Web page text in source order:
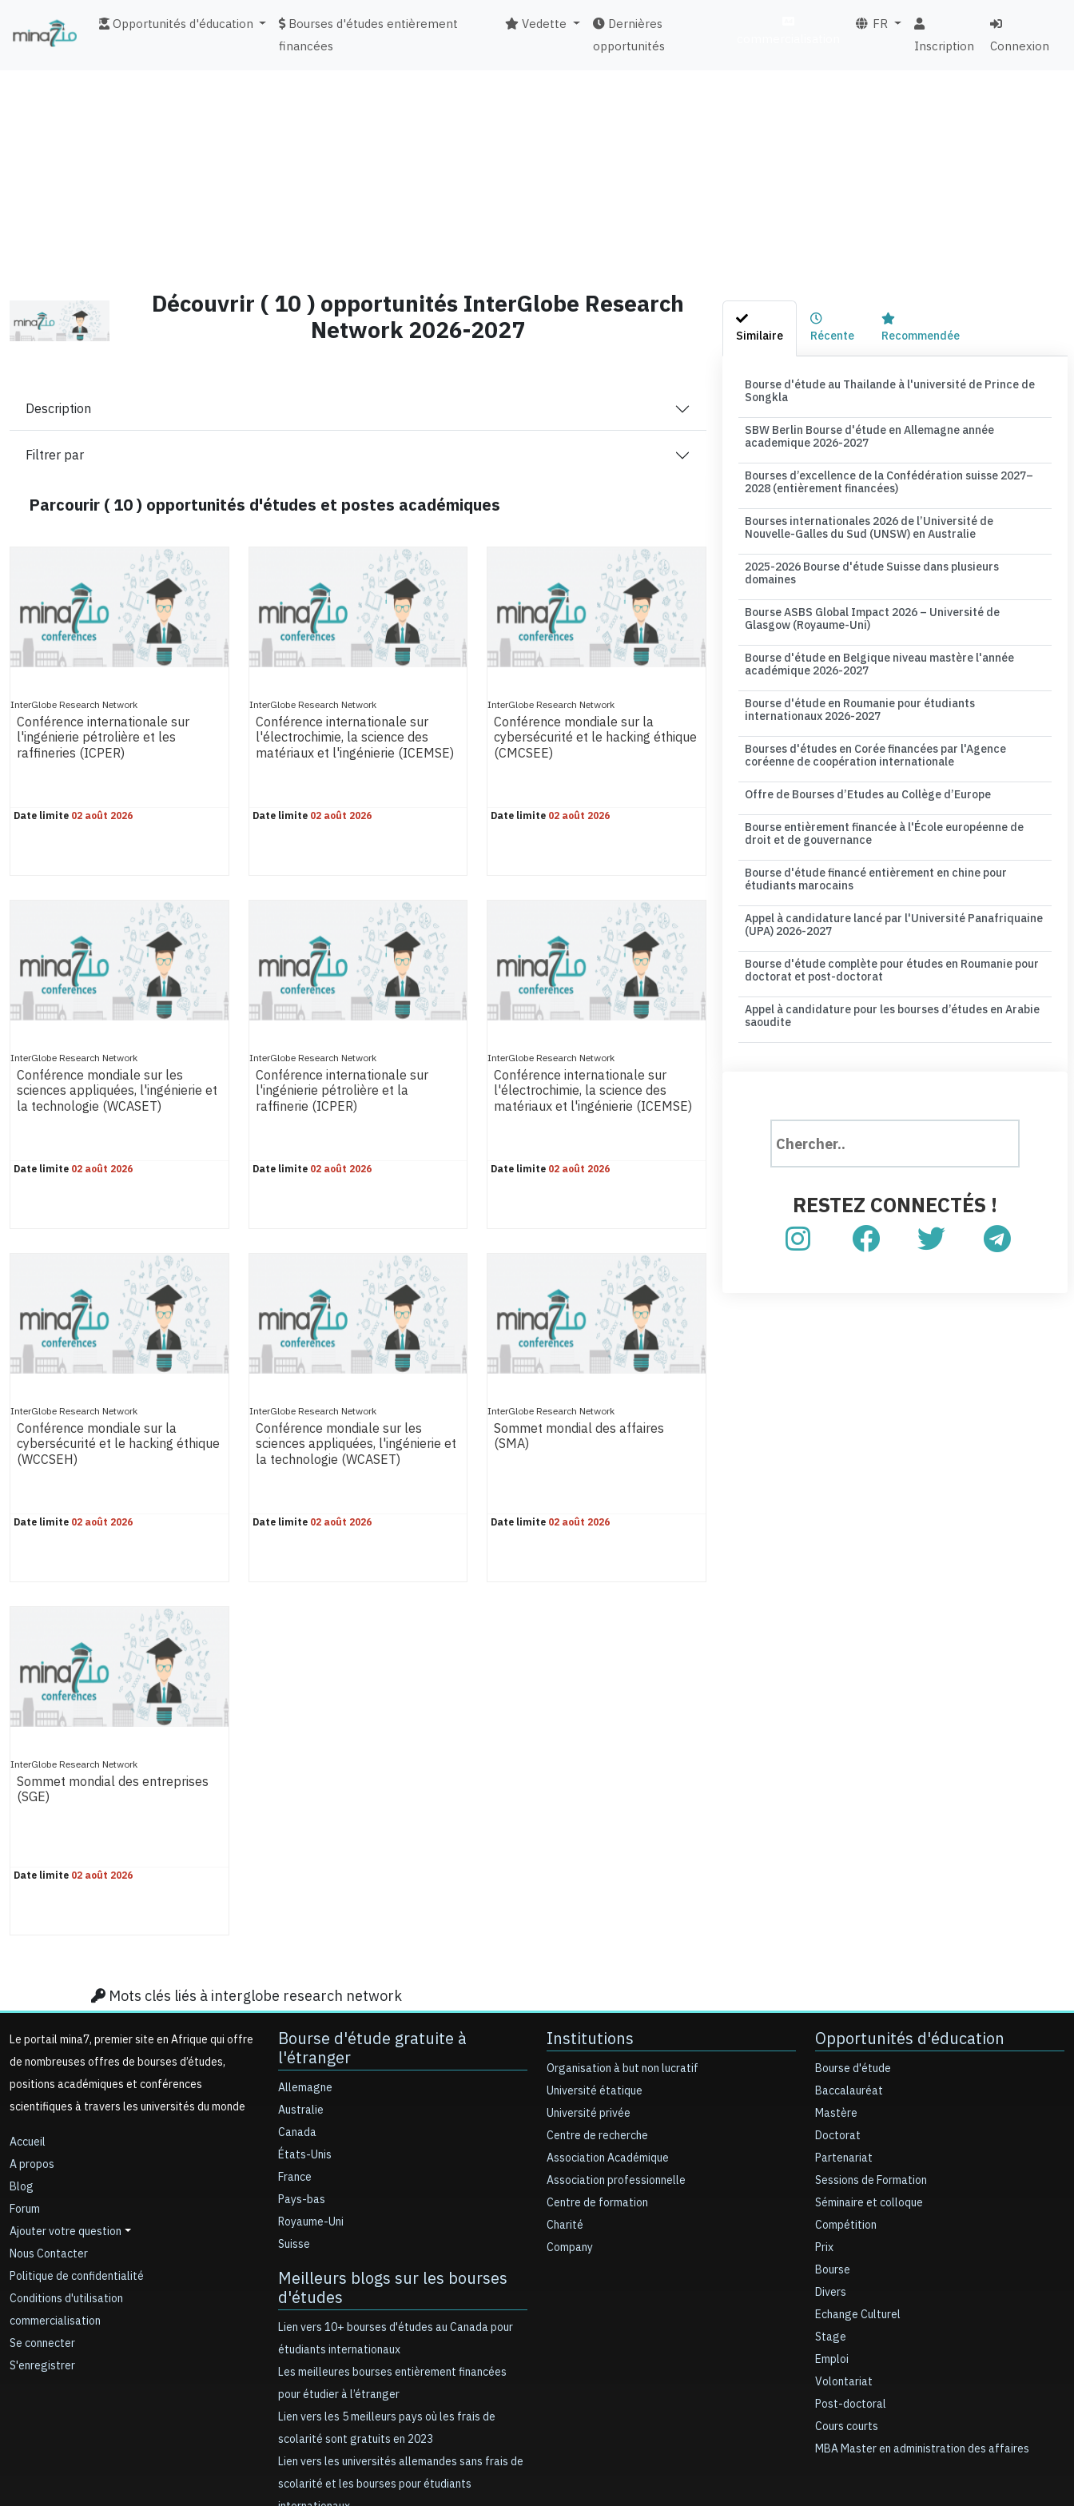
Opportunités d'éducation
Bourses d'études entièrement
financées
Vedette
Dernières
opportunités
FR
Inscription
Connexion
Découvrir ( 10 ) opportunités InterGlobe Research
Network 2026-2027
Description
Filtrer par
Parcourir (10) opportunités d'études et postes académiques
InterGlobe Research Network
Conférence internationale sur
l'ingénierie pétrolière et les
raffineries (ICPER)
Date limite 02 août 2026
InterGlobe Research Network
Conférence internationale sur
l'électrochimie, la science des
matériaux et l'ingénierie (ICEMSE)
Date limite 02 août 2026
InterGlobe Research Network
Conférence mondiale sur la
cybersécurité et le hacking éthique
(CMCSEE)
Date limite 02 août 2026
InterGlobe Research Network
Conférence mondiale sur les
sciences appliquées, l'ingénierie et
la technologie (WCASET)
Date limite 02 août 2026
InterGlobe Research Network
Conférence internationale sur
l'ingénierie pétrolière et la
raffinerie (ICPER)
Date limite 02 août 2026
InterGlobe Research Network
Conférence internationale sur
l'électrochimie, la science des
matériaux et l'ingénierie (ICEMSE)
Date limite 02 août 2026
InterGlobe Research Network
Conférence mondiale sur la
cybersécurité et le hacking éthique
(WCCSEH)
Date limite 02 août 2026
InterGlobe Research Network
Conférence mondiale sur les
sciences appliquées, l'ingénierie et
la technologie (WCASET)
Date limite 02 août 2026
InterGlobe Research Network
Sommet mondial des affaires
(SMA)
Date limite 02 août 2026
InterGlobe Research Network
Sommet mondial des entreprises
(SGE)
Date limite 02 août 2026
Similaire Récente Recommendée
Bourse d'étude au Thailande à l'université de Prince de
Songkla
SBW Berlin Bourse d'étude en Allemagne année
academique 2026-2027
Bourses d’excellence de la Confédération suisse 2027–
2028 (entièrement financées)
Bourses internationales 2026 de l’Université de
Nouvelle-Galles du Sud (UNSW) en Australie
2025-2026 Bourse d'étude Suisse dans plusieurs
domaines
Bourse ASBS Global Impact 2026 – Université de
Glasgow (Royaume-Uni)
Bourse d'étude en Belgique niveau mastère l'année
académique 2026-2027
Bourse d'étude en Roumanie pour étudiants
internationaux 2026-2027
Bourses d'études en Corée financées par l'Agence
coréenne de coopération internationale
Offre de Bourses d’Etudes au Collège d’Europe
Bourse entièrement financée à l'École européenne de
droit et de gouvernance
Bourse d'étude financé entièrement en chine pour
étudiants marocains
Appel à candidature lancé par l'Université Panafriquaine
(UPA) 2026-2027
Bourse d'étude complète pour études en Roumanie pour
doctorat et post-doctorat
Appel à candidature pour les bourses d’études en Arabie
saoudite
RESTEZ CONNECTÉS !
Mots clés liés à interglobe research network
Le portail mina7, premier site en Afrique qui offre
de nombreuses offres de bourses d’études,
positions académiques et conférences
scientifiques à travers les universités du monde
Accueil
A propos
Blog
Forum
Ajouter votre question
Nous Contacter
Politique de confidentialité
Conditions d'utilisation
commercialisation
Se connecter
S'enregistrer
Bourse d'étude gratuite à
l'étranger
Allemagne
Australie
Canada
États-Unis
France
Pays-bas
Royaume-Uni
Suisse
Meilleurs blogs sur les bourses
d'études
Lien vers 10+ bourses d'études au Canada pour
étudiants internationaux
Les meilleures bourses entièrement financées
pour étudier à l’étranger
Lien vers les 5 meilleurs pays où les frais de
scolarité sont gratuits en 2023
Lien vers les universités allemandes sans frais de
scolarité et les bourses pour étudiants
Institutions
Organisation à but non lucratif
Université étatique
Université privée
Centre de recherche
Association Académique
Association professionnelle
Centre de formation
Charité
Company
Opportunités d'éducation
Bourse d'étude
Baccalauréat
Mastère
Doctorat
Partenariat
Sessions de Formation
Séminaire et colloque
Compétition
Prix
Bourse
Divers
Echange Culturel
Stage
Emploi
Volontariat
Post-doctoral
Cours courts
MBA Master en administration des affaires